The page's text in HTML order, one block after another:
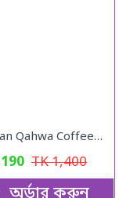
Arabian Qahwa Coffee – অরিজিনাল আরবীয় কফি
TK1,400